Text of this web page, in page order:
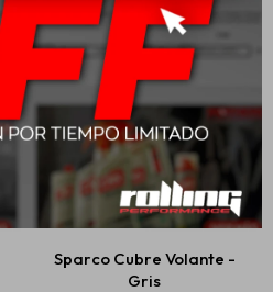
Sparco Cubre Volante -
Gris